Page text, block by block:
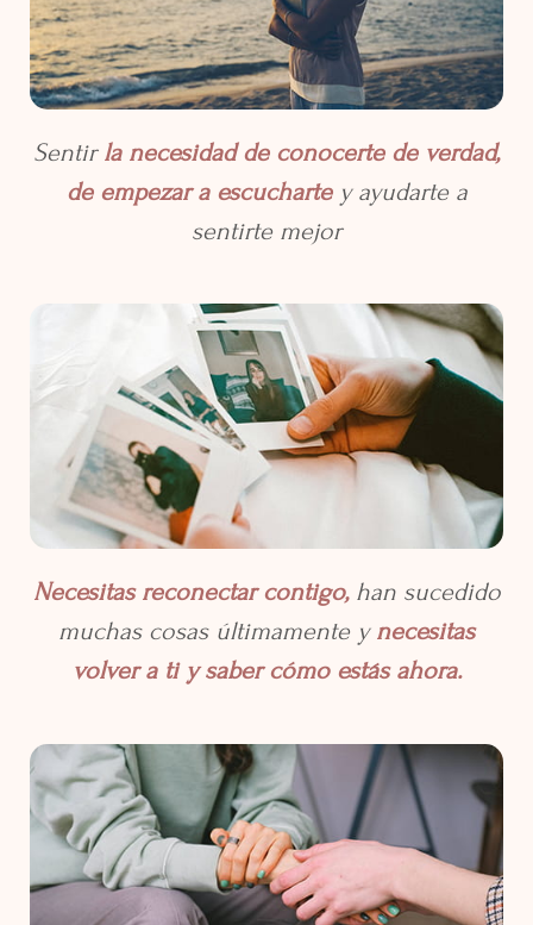
Sentir la necesidad de conocerte de verdad,
de empezar a escuchartey ayudarte a
sentirte mejor
Necesitas reconectar contigo, han sucedido
muchas cosas últimamente y necesitas
volver a ti y saber cómo estás ahora.